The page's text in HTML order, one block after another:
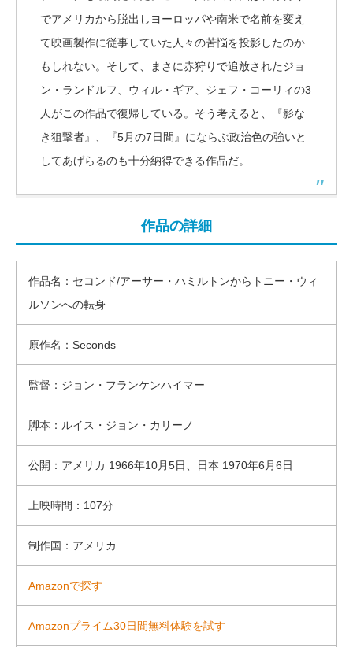
でアメリカから脱出しヨーロッパや南米で名前を変え
て映画製作に従事していた人々の苦悩を投影したのか
もしれない。そして、まさに赤狩りで追放されたジョ
ン・ランドルフ、ウィル・ギア、ジェフ・コーリィの3
人がこの作品で復帰している。そう考えると、『影な
き狙撃者』、『5月の7日間』にならぶ政治色の強いと
してあげらるのも十分納得できる作品だ。
作品の詳細
作品名：セコンド/アーサー・ハミルトンからトニー・ウィ
ルソンへの転身
原作名：Seconds
監督：ジョン・フランケンハイマー
脚本：ルイス・ジョン・カリーノ
公開：アメリカ 1966年10月5日、日本 1970年6月6日
上映時間：107分
制作国：アメリカ
Amazonで探す
Amazonプライム30日間無料体験を試す